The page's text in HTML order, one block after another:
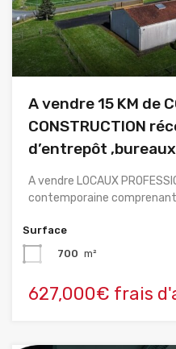
A vendre 15 KM de
CONSTRUCTION
d’entrepôt
A vendre LOCAUX
contemporaine
Surface
700 m²
627,000€ frais